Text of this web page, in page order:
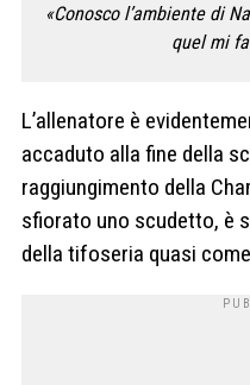
«Conosco l’ambiente di
quel mi
L’allenatore è
accaduto alla fine della
raggiungimento della
sfiorato uno scudetto, è
della tifoseria quasi